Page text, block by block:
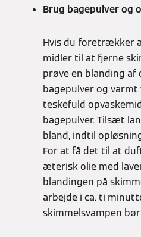
Brug bagepulver og
Hvis du foretrækker
midler til at fjerne
prøve en blanding af
bagepulver og varmt
teskefuld
bagepulver. Tilsæt
bland, indtil
For at få det til at
æterisk olie med
blandingen på
arbejde i ca. ti
skimmelsvampen